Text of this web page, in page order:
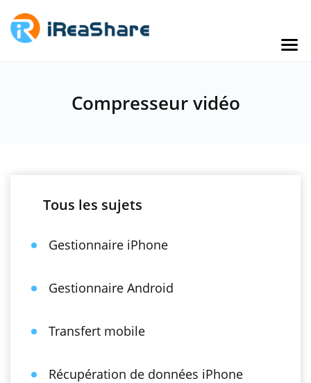
Compresseur vidéo
Tous les sujets
Gestionnaire iPhone
Gestionnaire Android
Transfert mobile
Récupération de données iPhone